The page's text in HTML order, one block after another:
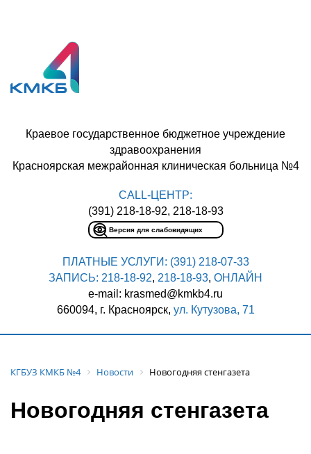
CALL-ЦЕНТР:
(391) 218-18-92, 218-18-93
Версия для слабовидящих
Краевое государственное бюджетное учреждение
здравоохранения
Красноярская межрайонная клиническая больница №4
ПЛАТНЫЕ УСЛУГИ: (391) 218-07-33
ЗАПИСЬ: 218-18-92, 218-18-93, ОНЛАЙН
e-mail: krasmed@kmkb4.ru
660094, г. Красноярск, ул. Кутузова, 71
КГБУЗ КМКБ №4 Новости Новогодняя стенгазета
Новогодняя стенгазета